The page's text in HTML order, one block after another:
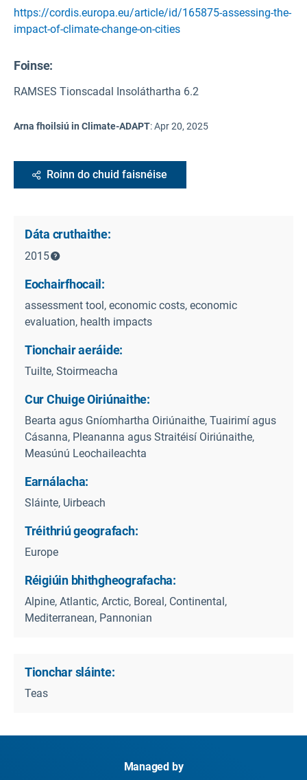
https://cordis.europa.eu/article/id/165875-assessing-the-
impact-of-climate-change-on-cities
Foinse:
RAMSES Tionscadal Insoláthartha 6.2
Arna fhoilsiú in Climate-ADAPT:Apr 20, 2025
Roinn do chuid faisnéise
Dáta cruthaithe:
2015
Eochairfhocail:
assessment tool, economic costs, economic
evaluation, health impacts
Tionchair aeráide:
Tuilte, Stoirmeacha
Cur Chuige Oiriúnaithe:
Bearta agus Gníomhartha Oiriúnaithe, Tuairimí agus
Cásanna, Pleananna agus Straitéisí Oiriúnaithe,
Measúnú Leochaileachta
Earnálacha:
Sláinte, Uirbeach
Tréithriú geografach:
Europe
Réigiúin bhithgheografacha:
Alpine, Atlantic, Arctic, Boreal, Continental,
Mediterranean, Pannonian
Tionchar sláinte:
Teas
Managed by